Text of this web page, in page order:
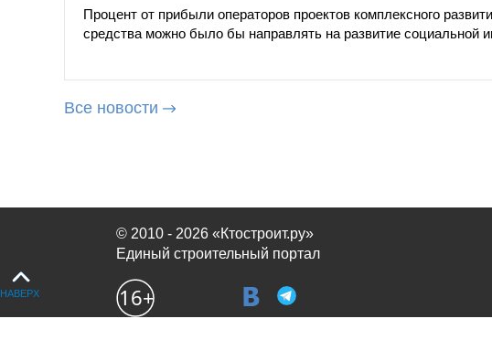
Процент от прибыли операторов проектов комплексного
средства можно было бы направлять на развитие социальной
Все новости
© 2010 - 2026 «Ктостроит.ру»
Единый строительный портал
НАВЕРХ